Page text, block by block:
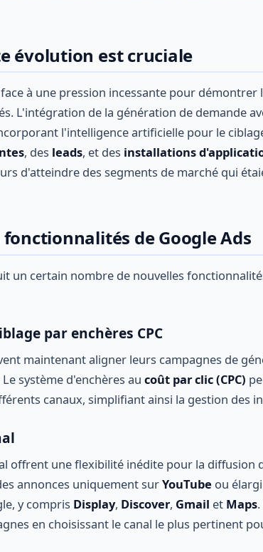
évolution est cruciale
à une pression incessante pour démontrer
L'intégration de la génération de demande
l'intelligence artificielle pour le
, des leads, et des installations
d'atteindre des segments de marché qui
de Google Ads
un certain nombre de nouvelles
par enchères CPC
maintenant aligner leurs campagnes de
système d'enchères au coût par clic (CPC)
canaux, simplifiant ainsi la gestion des
offrent une flexibilité inédite pour la diffusion
annonces uniquement surYouTube ou
y compris Display, Discover, Gmail et Maps
en choisissant le canal le plus pertinent